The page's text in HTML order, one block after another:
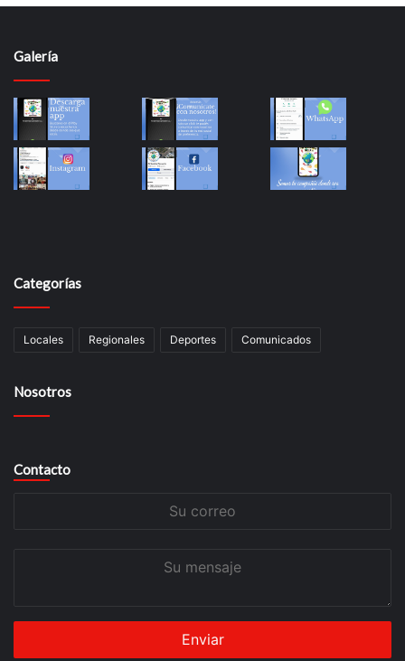
Galería
Categorías
Locales Regionales Deportes Comunicados
Nosotros
Contacto